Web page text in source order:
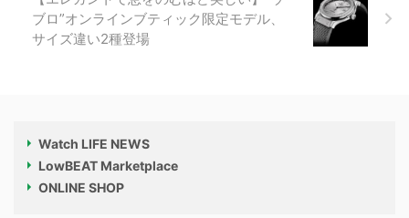
ブロ”オンラインブティック限定モデル、
サイズ違い2種登場
Watch LIFE NEWS
LowBEAT Marketplace
ONLINE SHOP